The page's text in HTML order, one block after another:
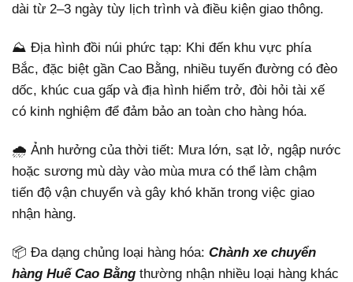
dài từ 2–3 ngày tùy lịch trình và điều kiện giao thông.
⛰️ Địa hình đồi núi phức tạp: Khi đến khu vực phía
Bắc, đặc biệt gần Cao Bằng, nhiều tuyến đường có đèo
dốc, khúc cua gấp và địa hình hiểm trở, đòi hỏi tài xế
có kinh nghiệm để đảm bảo an toàn cho hàng hóa.
🌧️ Ảnh hưởng của thời tiết: Mưa lớn, sạt lở, ngập nước
hoặc sương mù dày vào mùa mưa có thể làm chậm
tiến độ vận chuyển và gây khó khăn trong việc giao
nhận hàng.
📦 Đa dạng chủng loại hàng hóa: Chành xe chuyển
hàng Huế Cao Bằng thường nhận nhiều loại hàng khác